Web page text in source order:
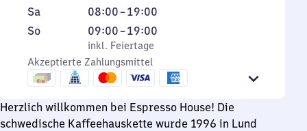
bis
Freitag
7
Uhr
30
bis
18
Uhr
Samstag
Sa 08:00–19:00
Von
8
Uhr
bis
19
Sonntag
So,
inkl. Feiertage
09:00–19:00
Von
9
Uhr
bis
Uhr
inkl. Feiertage
Akzeptierte Zahlungsmittel
Herzlich willkommen bei Espresso House! Die
schwedische Kaffeehauskette wurde 1996 in Lund